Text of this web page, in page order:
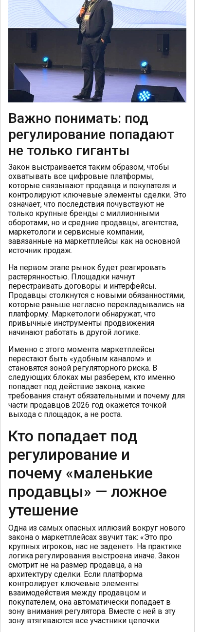
Важно понимать: под
регулирование попадают
не только гиганты
Закон выстраивается таким образом, чтобы
охватывать все цифровые платформы,
которые связывают продавца и покупателя и
контролируют ключевые элементы сделки. Это
означает, что последствия почувствуют не
только крупные бренды с миллионными
оборотами, но и средние продавцы, агентства,
маркетологи и сервисные компании,
завязанные на маркетплейсы как на основной
источник продаж.
На первом этапе рынок будет реагировать
растерянностью. Площадки начнут
перестраивать договоры и интерфейсы.
Продавцы столкнутся с новыми обязанностями,
которые раньше негласно перекладывались на
платформу. Маркетологи обнаружат, что
привычные инструменты продвижения
начинают работать в другой логике.
Именно с этого момента маркетплейсы
перестают быть «удобным каналом» и
становятся зоной регуляторного риска. В
следующих блоках мы разберем, кто именно
попадает под действие закона, какие
требования станут обязательными и почему для
части продавцов 2026 год окажется точкой
выхода с площадок, а не роста.
Кто попадает под
регулирование и
почему «маленькие
продавцы» — ложное
утешение
Одна из самых опасных иллюзий вокруг нового
закона о маркетплейсах звучит так: «Это про
крупных игроков, нас не заденет». На практике
логика регулирования выстроена иначе. Закон
смотрит не на размер продавца, а на
архитектуру сделки. Если платформа
контролирует ключевые элементы
взаимодействия между продавцом и
покупателем, она автоматически попадает в
зону внимания регулятора. Вместе с ней в эту
зону втягиваются все участники цепочки.